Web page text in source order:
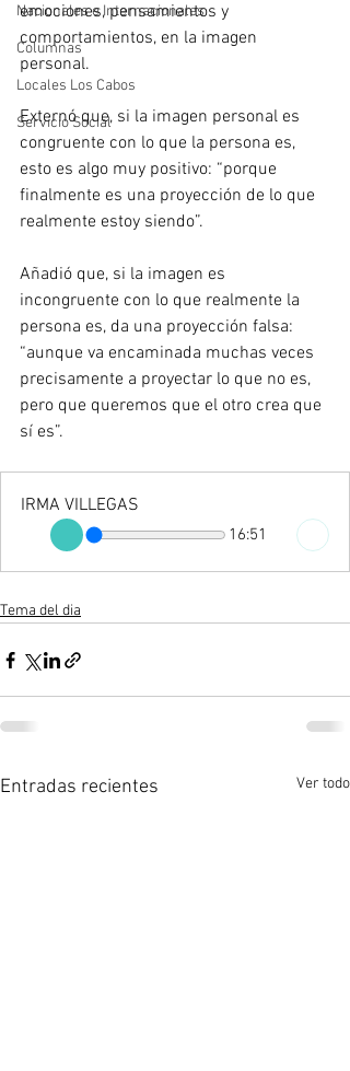
Nacionales e Internacionales
Columnas
Locales Los Cabos
Servicio Social
emociones, pensamientos y
comportamientos, en la imagen
personal.
Externó que, si la imagen personal es
congruente con lo que la persona es,
esto es algo muy positivo: “porque
finalmente es una proyección de lo que
realmente estoy siendo”.
Añadió que, si la imagen es
incongruente con lo que realmente la
persona es, da una proyección falsa:
“aunque va encaminada muchas veces
precisamente a proyectar lo que no es,
pero que queremos que el otro crea que
sí es”.
IRMA VILLEGAS
16:51
Tema del dia
Entradas recientes Ver todo